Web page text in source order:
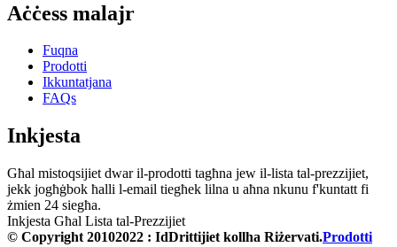
Aċċess malajr
Fuqna
Prodotti
Ikkuntatjana
FAQs
Inkjesta
Għal mistoqsijiet dwar il-prodotti tagħna jew il-lista tal-prezzijiet,
jekk jogħġbok ħalli l-email tiegħek lilna u aħna nkunu f'kuntatt fi
żmien 24 siegħa.
Inkjesta Għal Lista tal-Prezzijiet
© Copyright 20102022 : IdDrittijiet kollha Riżervati.Prodotti